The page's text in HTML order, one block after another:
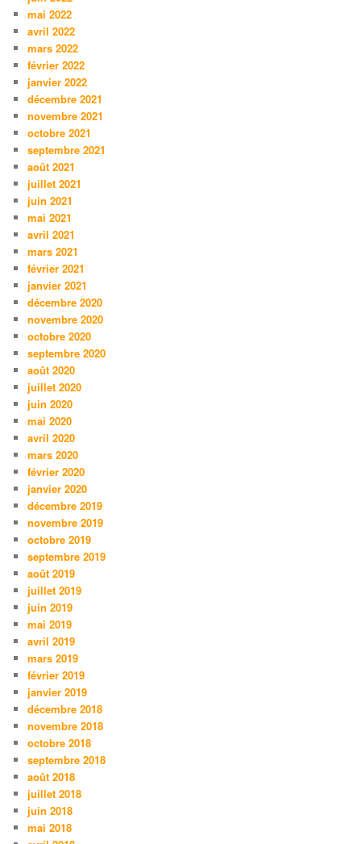
mai 2022
avril 2022
mars 2022
février 2022
janvier 2022
décembre 2021
novembre 2021
octobre 2021
septembre 2021
août 2021
juillet 2021
juin 2021
mai 2021
avril 2021
mars 2021
février 2021
janvier 2021
décembre 2020
novembre 2020
octobre 2020
septembre 2020
août 2020
juillet 2020
juin 2020
mai 2020
avril 2020
mars 2020
février 2020
janvier 2020
décembre 2019
novembre 2019
octobre 2019
septembre 2019
août 2019
juillet 2019
juin 2019
mai 2019
avril 2019
mars 2019
février 2019
janvier 2019
décembre 2018
novembre 2018
octobre 2018
septembre 2018
août 2018
juillet 2018
juin 2018
mai 2018